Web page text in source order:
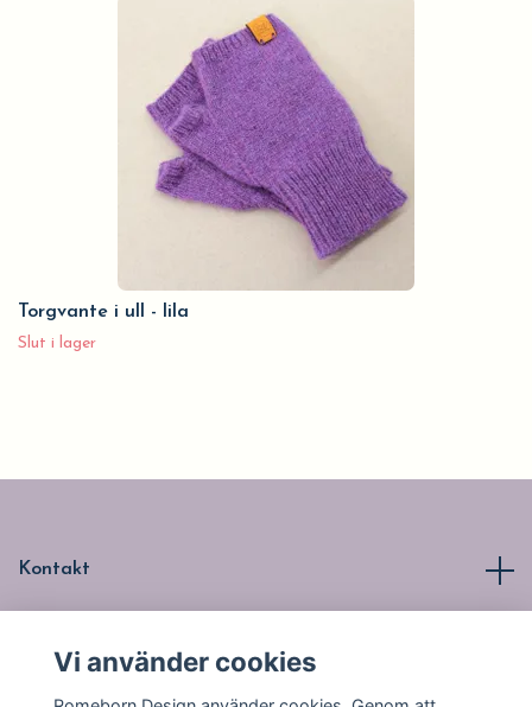
Torgvante i ull - lila
Slut i lager
Kontakt
Vi använder cookies